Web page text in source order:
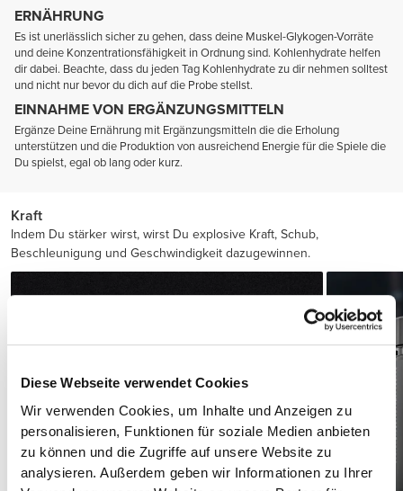
Diese Webseite verwendet Cookies
Wir verwenden Cookies, um Inhalte und Anzeigen zu
personalisieren, Funktionen für soziale Medien anbieten
zu können und die Zugriffe auf unsere Website zu
analysieren. Außerdem geben wir Informationen zu Ihrer
ERNÄHRUNG
Es ist unerlässlich sicher zu gehen, dass deine Muskel-Glykogen-Vorräte
und deine Konzentrationsfähigkeit in Ordnung sind. Kohlenhydrate helfen
dir dabei. Beachte, dass du jeden Tag Kohlenhydrate zu dir nehmen solltest
und nicht nur bevor du dich auf die Probe stellst.
EINNAHME VON ERGÄNZUNGSMITTELN
Ergänze Deine Ernährung mit Ergänzungsmitteln die die Erholung
unterstützen und die Produktion von ausreichend Energie für die Spiele die
Du spielst, egal ob lang oder kurz.
Kraft
Indem Du stärker wirst, wirst Du explosive Kraft, Schub,
Beschleunigung und Geschwindigkeit dazugewinnen.